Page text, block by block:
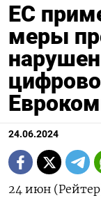
ЕС
меры
24.06.2024
24 июн